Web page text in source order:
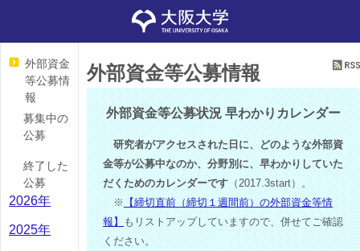
外部資金
等公募情
報
募集中の
公募
終了した
公募
2026年
2025年
外部資金等公募情報
外部資金等公募状況 早わかりカレンダー
研究者がアクセスされた日に、どのような外部資
金等が公募中なのか、分野別に、早わかりしていた
だくためのカレンダーです（2017.3start）。
※【締切直前（締切１週間前）の外部資金等情
報】もリストアップしていますので、併せてご確認
ください。